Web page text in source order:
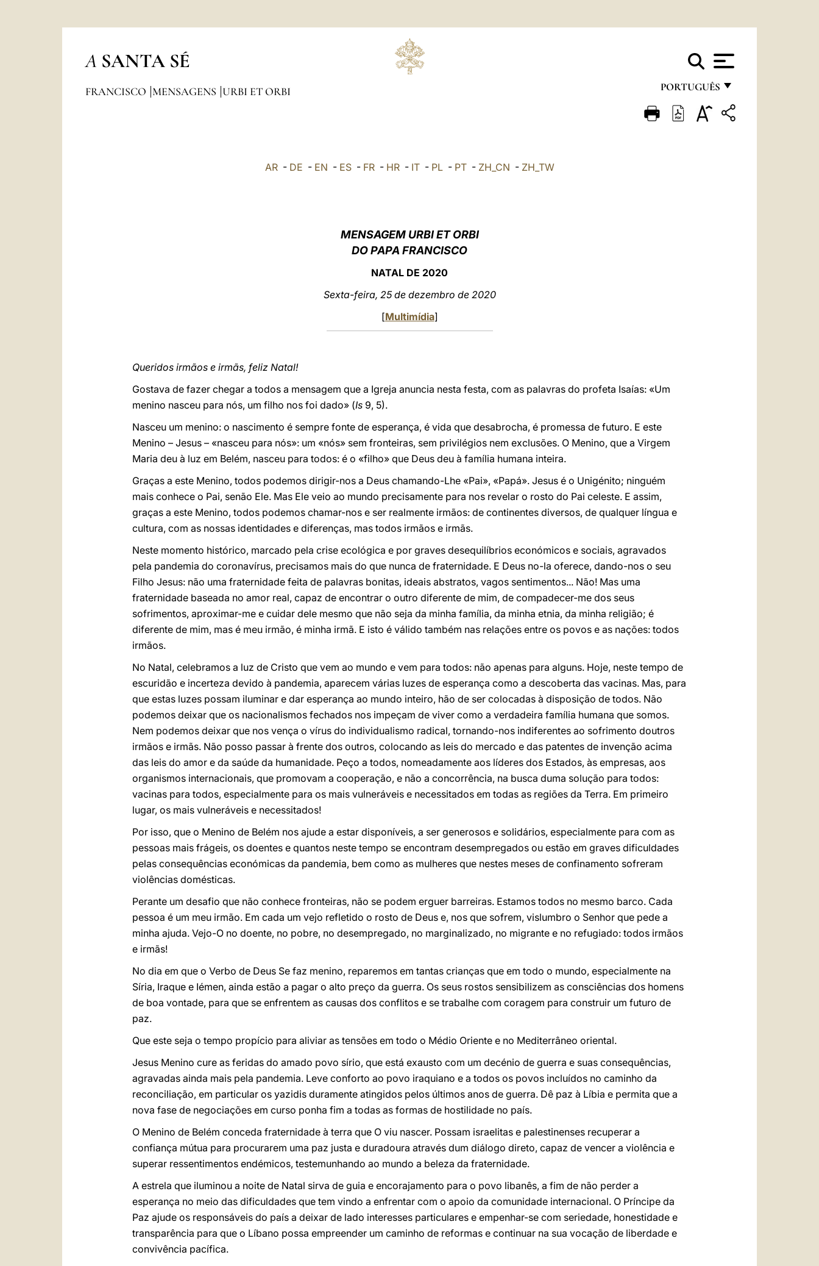
A SANTA SÉ
PORTUGUÊS
FRANÇAIS
FRANCISCO MENSAGENS URBI ET ORBI
AR- DE - EN - ES- FR- HR- IT- PL- PT- ZH_CN - ZH_TW
MENSAGEM URBI ET ORBI
DO PAPA FRANCISCO
NATAL DE 2020
Sexta-feira, 25 de dezembro de 2020
[Multimídia]
Queridos irmãos e irmãs, feliz Natal!
Gostava de fazer chegar a todos a mensagem que a Igreja anuncia nesta festa, com as palavras do profeta Isaías: «Um
menino nasceu para nós, um filho nos foi dado» (Is 9, 5).
Nasceu um menino: o nascimento é sempre fonte de esperança, é vida que desabrocha, é promessa de futuro. E este
Menino – Jesus – «nasceu para nós»: um «nós» sem fronteiras, sem privilégios nem exclusões. O Menino, que a Virgem
Maria deu à luz em Belém, nasceu para todos: é o «filho» que Deus deu à família humana inteira.
Graças a este Menino, todos podemos dirigir-nos a Deus chamando-Lhe «Pai», «Papá». Jesus é o Unigénito; ninguém
mais conhece o Pai, senão Ele. Mas Ele veio ao mundo precisamente para nos revelar o rosto do Pai celeste. E assim,
graças a este Menino, todos podemos chamar-nos e ser realmente irmãos: de continentes diversos, de qualquer língua e
cultura, com as nossas identidades e diferenças, mas todos irmãos e irmãs.
Neste momento histórico, marcado pela crise ecológica e por graves desequilíbrios económicos e sociais, agravados
pela pandemia do coronavírus, precisamos mais do que nunca de fraternidade. E Deus no-la oferece, dando-nos o seu
Filho Jesus: não uma fraternidade feita de palavras bonitas, ideais abstratos, vagos sentimentos... Não! Mas uma
fraternidade baseada no amor real, capaz de encontrar o outro diferente de mim, de compadecer-me dos seus
sofrimentos, aproximar-me e cuidar dele mesmo que não seja da minha família, da minha etnia, da minha religião; é
diferente de mim, mas é meu irmão, é minha irmã. E isto é válido também nas relações entre os povos e as nações: todos
irmãos.
No Natal, celebramos a luz de Cristo que vem ao mundo e vem para todos: não apenas para alguns. Hoje, neste tempo de
escuridão e incerteza devido à pandemia, aparecem várias luzes de esperança como a descoberta das vacinas. Mas, para
que estas luzes possam iluminar e dar esperança ao mundo inteiro, hão de ser colocadas à disposição de todos. Não
podemos deixar que os nacionalismos fechados nos impeçam de viver como a verdadeira família humana que somos.
Nem podemos deixar que nos vença o vírus do individualismo radical, tornando-nos indiferentes ao sofrimento doutros
irmãos e irmãs. Não posso passar à frente dos outros, colocando as leis do mercado e das patentes de invenção acima
das leis do amor e da saúde da humanidade. Peço a todos, nomeadamente aos líderes dos Estados, às empresas, aos
organismos internacionais, que promovam a cooperação, e não a concorrência, na busca duma solução para todos:
vacinas para todos, especialmente para os mais vulneráveis e necessitados em todas as regiões da Terra. Em primeiro
lugar, os mais vulneráveis e necessitados!
Por isso, que o Menino de Belém nos ajude a estar disponíveis, a ser generosos e solidários, especialmente para com as
pessoas mais frágeis, os doentes e quantos neste tempo se encontram desempregados ou estão em graves dificuldades
pelas consequências económicas da pandemia, bem como as mulheres que nestes meses de confinamento sofreram
violências domésticas.
Perante um desafio que não conhece fronteiras, não se podem erguer barreiras. Estamos todos no mesmo barco. Cada
pessoa é um meu irmão. Em cada um vejo refletido o rosto de Deus e, nos que sofrem, vislumbro o Senhor que pede a
minha ajuda. Vejo-O no doente, no pobre, no desempregado, no marginalizado, no migrante e no refugiado: todos irmãos
e irmãs!
No dia em que o Verbo de Deus Se faz menino, reparemos em tantas crianças que em todo o mundo, especialmente na
Síria, Iraque e Iémen, ainda estão a pagar o alto preço da guerra. Os seus rostos sensibilizem as consciências dos homens
de boa vontade, para que se enfrentem as causas dos conflitos e se trabalhe com coragem para construir um futuro de
paz.
Que este seja o tempo propício para aliviar as tensões em todo o Médio Oriente e no Mediterrâneo oriental.
Jesus Menino cure as feridas do amado povo sírio, que está exausto com um decénio de guerra e suas consequências,
agravadas ainda mais pela pandemia. Leve conforto ao povo iraquiano e a todos os povos incluídos no caminho da
reconciliação, em particular os yazidis duramente atingidos pelos últimos anos de guerra. Dê paz à Líbia e permita que a
nova fase de negociações em curso ponha fim a todas as formas de hostilidade no país.
O Menino de Belém conceda fraternidade à terra que O viu nascer. Possam israelitas e palestinenses recuperar a
confiança mútua para procurarem uma paz justa e duradoura através dum diálogo direto, capaz de vencer a violência e
superar ressentimentos endémicos, testemunhando ao mundo a beleza da fraternidade.
A estrela que iluminou a noite de Natal sirva de guia e encorajamento para o povo libanês, a fim de não perder a
esperança no meio das dificuldades que tem vindo a enfrentar com o apoio da comunidade internacional. O Príncipe da
Paz ajude os responsáveis do país a deixar de lado interesses particulares e empenhar-se com seriedade, honestidade e
transparência para que o Líbano possa empreender um caminho de reformas e continuar na sua vocação de liberdade e
convivência pacífica.